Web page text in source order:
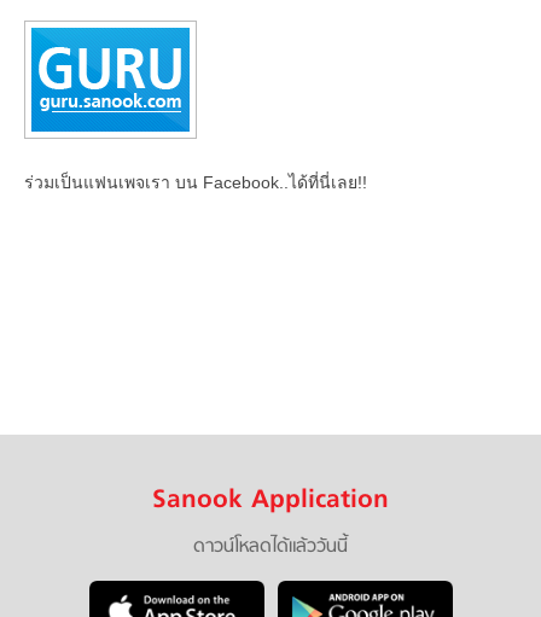
ร่วมเป็นแฟนเพจเรา บน Facebook..ได้ที่นี่เลย!!
Sanook Application
ดาวน์โหลดได้แล้ววันนี้